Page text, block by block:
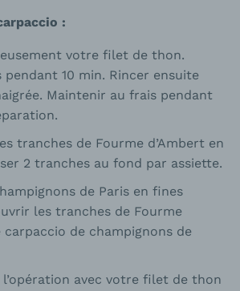
:
votre filet de thon.
pendant 10 min. Rincer ensuite
Maintenir au frais pendant
tranches de Fourme d’Ambert en
2 tranches au fond par assiette.
de Paris en fines
les tranches de Fourme
carpaccio de champignons de
l’opération avec votre filet de thon